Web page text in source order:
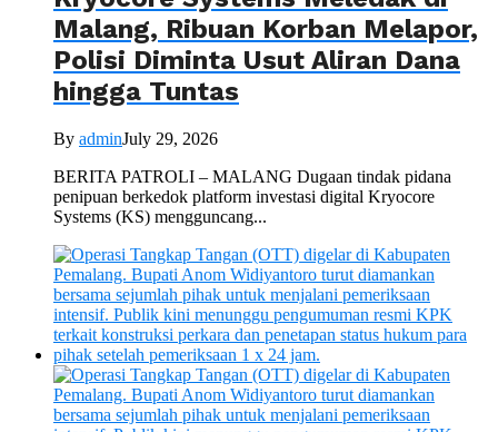
Malang, Ribuan Korban Melapor,
Polisi Diminta Usut Aliran Dana
hingga Tuntas
By adminJuly 29, 2026
BERITA PATROLI – MALANG Dugaan tindak pidana
penipuan berkedok platform investasi digital Kryocore
Systems (KS) mengguncang...